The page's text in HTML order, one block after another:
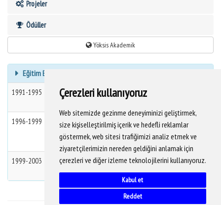
Çerezleri kullanıyoruz
Web sitemizde gezinme deneyiminizi geliştirmek,
size kişiselleştirilmiş içerik ve hedefli reklamlar
göstermek, web sitesi trafiğimizi analiz etmek ve
ziyaretçilerimizin nereden geldiğini anlamak için
çerezleri ve diğer izleme teknolojilerini kullanıyoruz.
Kabul et
Reddet
Projeler
Ödüller
Yöksis Akademik
Eğitim Bilgileri
1991-1995 Lisans Yıldız Teknik Üniversitesi
1996-1999
Yüksek
Lisans
Çukurova Üniversitesi
Mühendislik-
mimarlık
Fakültesi
1999-2003
Doktora İstanbul Teknik Üniversitesi
Mimarlık
Fakültesi